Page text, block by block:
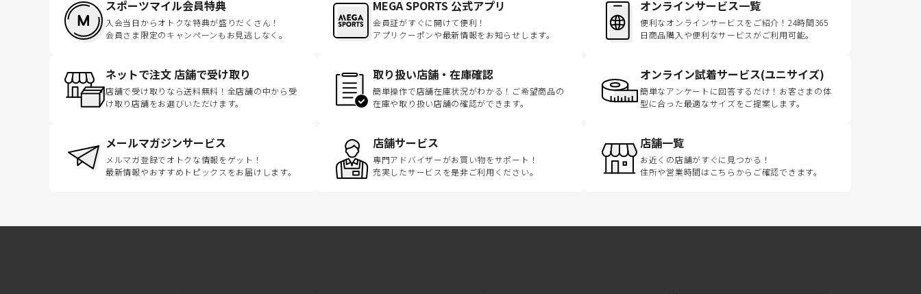
スポーツマイル会員特典
入会当日からオトクな特典が盛りだくさん！
会員さま限定のキャンペーンもお見逃しなく。
MEGA SPORTS 公式アプリ
会員証がすぐに開けて便利！
アプリクーポンや最新情報をお知らせします。
オンラインサービス一覧
便利なオンラインサービスをご紹介！24時間365
日商品購入や便利なサービスがご利用可能。
ネットで注文 店舗で受け取り
店舗で受け取りなら送料無料！全店舗の中から受
け取り店舗をお選びいただけます。
取り扱い店舗・在庫確認
簡単操作で店舗在庫状況がわかる！ご希望商品の
在庫や取り扱い店舗の確認ができます。
オンライン試着サービス(ユニサイズ)
簡単なアンケートに回答するだけ！お客さまの体
型に合った最適なサイズをご提案します。
メールマガジンサービス
メルマガ登録でオトクな情報をゲット！
最新情報やおすすめトピックスをお届けします。
店舗サービス
専門アドバイザーがお買い物をサポート！
充実したサービスを是非ご利用ください。
店舗一覧
お近くの店舗がすぐに見つかる！
住所や営業時間はこちらからご確認できます。